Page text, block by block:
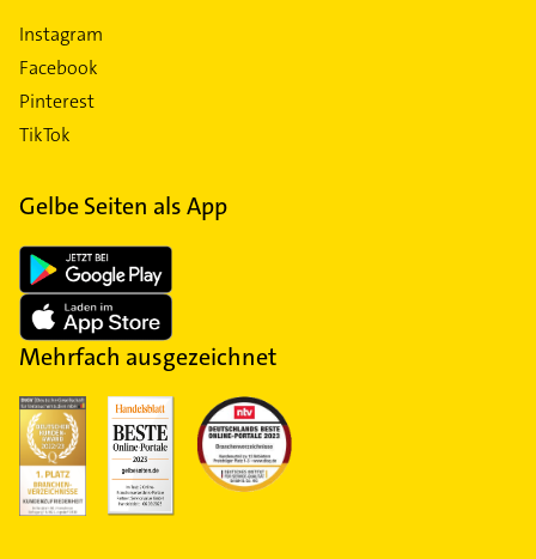
Instagram
Facebook
Pinterest
TikTok
Gelbe Seiten als App
Mehrfach ausgezeichnet